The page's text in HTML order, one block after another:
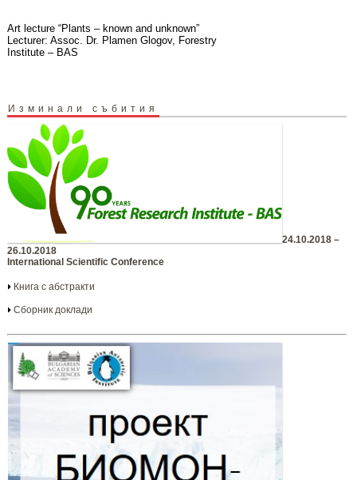
Art lecture “Plants – known and unknown”
Lecturer: Assoc. Dr. Plamen Glogov, Forestry
Institute – BAS
Изминали събития
24.10.2018 –
26.10.2018
International Scientific Conference
Книга с абстракти
Сборник доклади